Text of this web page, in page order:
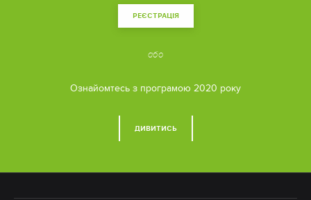
РЕЄСТРАЦІЯ
або
Ознайомтесь з програмою 2020 року
ДИВИТИСЬ